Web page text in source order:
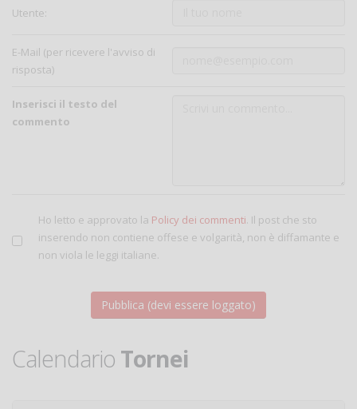
Utente:
E-Mail (per ricevere l'avviso di
risposta)
Inserisci il testo del
commento
Ho letto e approvato la Policy dei commenti . Il post che sto
inserendo non contiene offese e volgarità, non è diffamante e
non viola le leggi italiane.
Calendario Tornei